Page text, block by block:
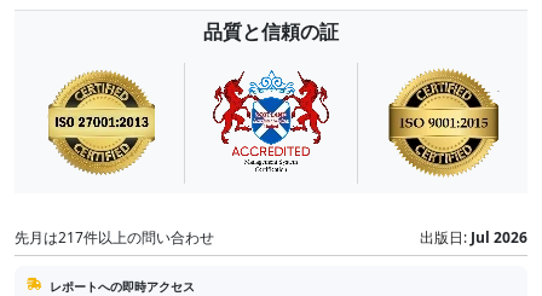
品質と信頼の証
先月は217件以上の問い合わせ 出版日: Jul 2026
レポートへの即時アクセス